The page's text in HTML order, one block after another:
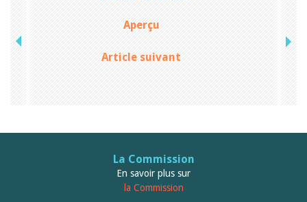
Aperçu
Article suivant
La Commission
En savoir plus sur
la Commission